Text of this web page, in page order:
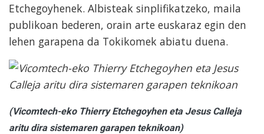
Etchegoyhenek. Albisteak sinplifikatzeko, maila
publikoan bederen, orain arte euskaraz egin den
lehen garapena da Tokikomek abiatu duena.
(Vicomtech-eko Thierry Etchegoyhen eta Jesus Calleja
aritu dira sistemaren garapen teknikoan)